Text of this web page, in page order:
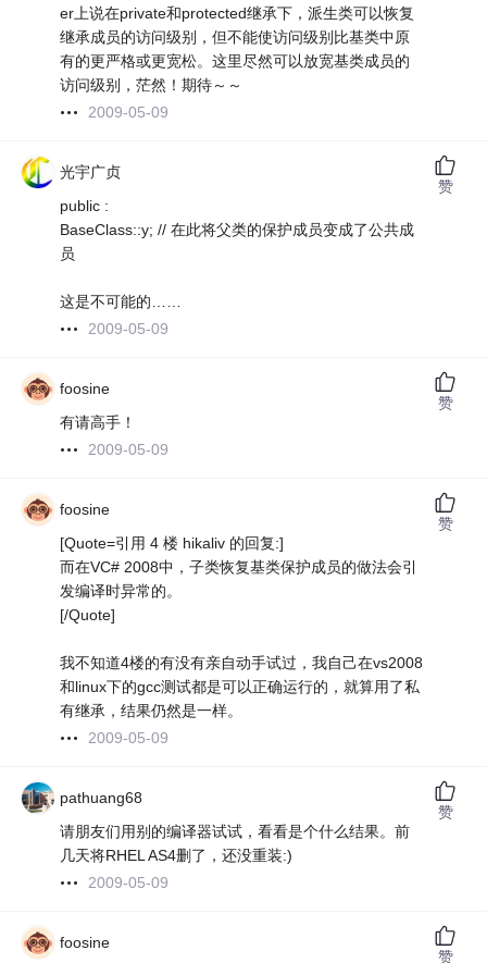
er上说在private和protected继承下，派生类可以恢复
继承成员的访问级别，但不能使访问级别比基类中原
有的更严格或更宽松。这里尽然可以放宽基类成员的
访问级别，茫然！期待～～
2009-05-09
光宇广贞
public :
BaseClass::y; // 在此将父类的保护成员变成了公共成
员
这是不可能的……
2009-05-09
赞
foosine
有请高手！
2009-05-09
赞
foosine
[Quote=引用 4 楼 hikaliv 的回复:]
而在VC# 2008中，子类恢复基类保护成员的做法会引
发编译时异常的。
[/Quote]
我不知道4楼的有没有亲自动手试过，我自己在vs2008
和linux下的gcc测试都是可以正确运行的，就算用了私
有继承，结果仍然是一样。
2009-05-09
赞
pathuang68
请朋友们用别的编译器试试，看看是个什么结果。前
几天将RHEL AS4删了，还没重装:)
2009-05-09
赞
foosine
赞